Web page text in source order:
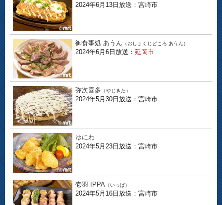
2024年6月13日放送：宮崎市
御食事処 あうん （おしょくじどころ あうん）
2024年6月6日放送： 延岡市
弥次喜多 （やじきた）
2024年5月30日放送：宮崎市
ゆにわ
2024年5月23日放送：宮崎市
壱羽 IPPA （いっぱ）
2024年5月16日放送：宮崎市